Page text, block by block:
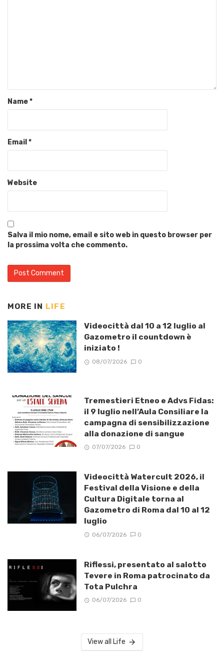
Name*
Email *
Website
Salva il mio nome, email e sito web in questo browser per
la prossima volta che commento.
MORE IN LIFE
Videocittà dal 10 a 12 luglio al
Gazometro il countdown è
iniziato !
08/07/2026 0
Tremestieri Etneo e Advs Fidas:
il 9 luglio nell’Aula Consiliare la
campagna di sensibilizzazione
alla donazione di sangue
07/07/2026 0
Videocittà Watercult 2026, il
Festival della Visione e della
Cultura Digitale torna al
Gazometro di Roma dal 10 al 12
luglio
06/07/2026 0
Riflessi, presentato al salotto
Tevere in Roma patrocinato da
Tota Pulchra
06/07/2026 0
View all Life